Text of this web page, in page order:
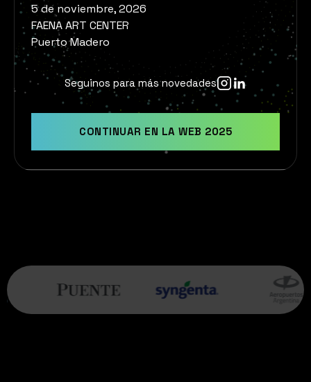
5 de noviembre, 2026
FAENA ART CENTER
Puerto Madero
Seguinos para más novedades
CONTINUAR EN LA WEB 2025